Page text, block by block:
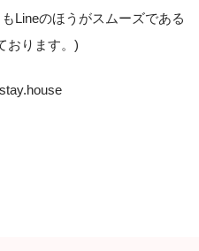
Lineのほうがスムーズである
おります。)